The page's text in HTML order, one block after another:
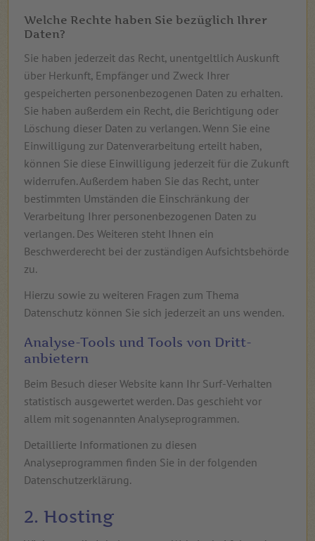
Welche Rechte haben Sie bezüglich Ihrer
Daten?
Sie haben jederzeit das Recht, unentgeltlich Auskunft
über Herkunft, Empfänger und Zweck Ihrer
gespeicherten personenbezogenen Daten zu erhalten.
Sie haben außerdem ein Recht, die Berichtigung oder
Löschung dieser Daten zu verlangen. Wenn Sie eine
Einwilligung zur Datenverarbeitung erteilt haben,
können Sie diese Einwilligung jederzeit für die Zukunft
widerrufen. Außerdem haben Sie das Recht, unter
bestimmten Umständen die Einschränkung der
Verarbeitung Ihrer personenbezogenen Daten zu
verlangen. Des Weiteren steht Ihnen ein
Beschwerderecht bei der zuständigen Aufsichtsbehörde
zu.
Hierzu sowie zu weiteren Fragen zum Thema
Datenschutz können Sie sich jederzeit an uns wenden.
Analyse-Tools und Tools von Dritt­
anbietern
Beim Besuch dieser Website kann Ihr Surf-Verhalten
statistisch ausgewertet werden. Das geschieht vor
allem mit sogenannten Analyseprogrammen.
Detaillierte Informationen zu diesen
Analyseprogrammen finden Sie in der folgenden
Datenschutzerklärung.
2. Hosting